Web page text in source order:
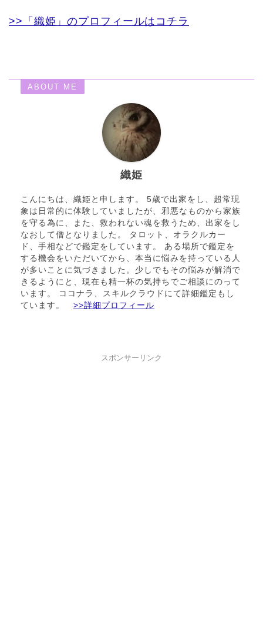
>>「織姫」のプロフィールはコチラ
ABOUT ME
織姫
こんにちは、織姫と申します。 5歳で出家をし、超常現
象は日常的に体験していましたが、邪悪なものから家族
を守る為に、また、救われない魂を救うため、出家をし
なおして僧となりました。 タロット、オラクルカー
ド、手相などで鑑定をしています。 ある場所で鑑定を
する機会をいただいてから、本当に悩みを持っている人
が多いことに気づきました。少しでもその悩みが解消で
きるようにと、現在も精一杯の気持ちでご相談にのって
います。 ココナラ、スキルクラウドにて詳細鑑定もし
ています。 >>詳細プロフィール
スポンサーリンク